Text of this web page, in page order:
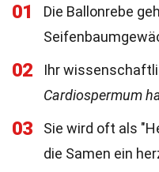
01
Die Ballonrebe
02
Ihr
Cardiospermum
03
Sie wird oft als
die Samen ein